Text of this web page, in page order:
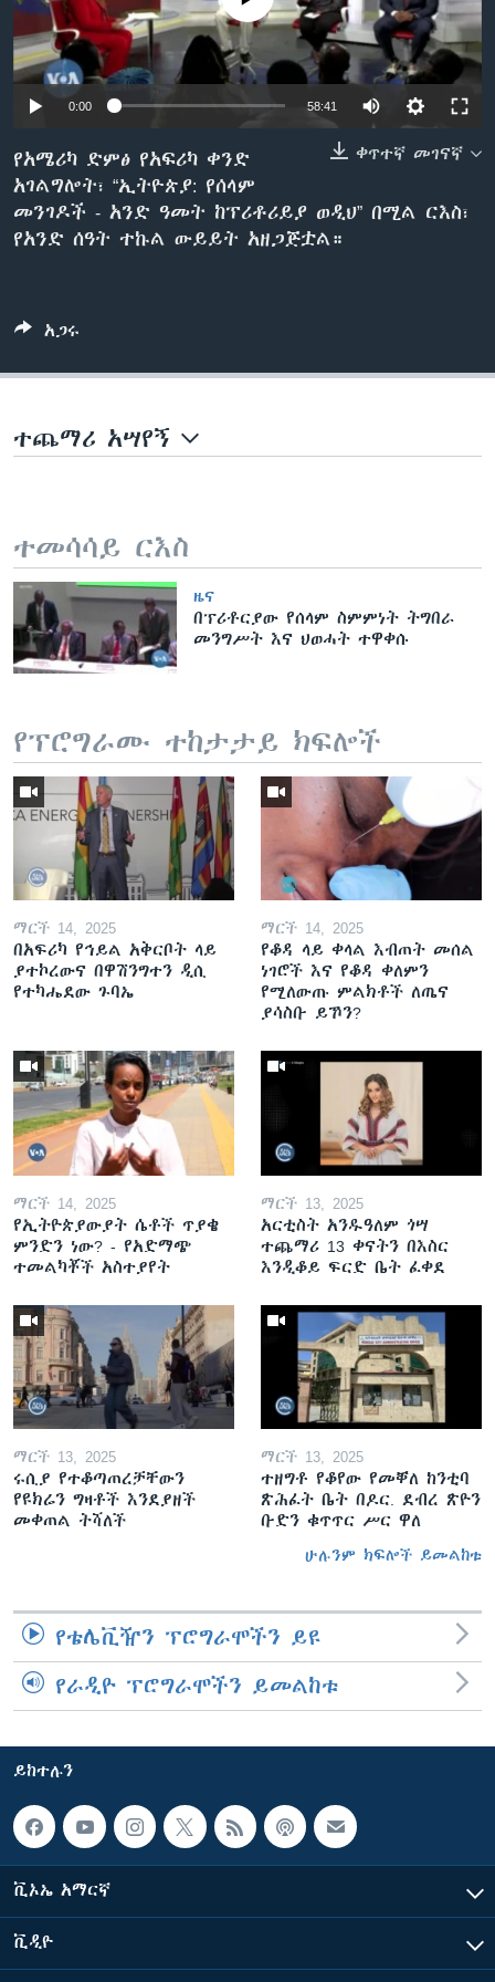
ቋንቋዎች
0:00 58:41
ቀጥተኛ መገናኛ
የአሜሪካ ድምፅ የአፍሪካ ቀንድ
አገልግሎት፣ “ኢትዮጵያ: የሰላም
መንገዶች - አንድ ዓመት ከፕሪቶሪይያ ወዲህ” በሚል ርእስ፣
የአንድ ሰዓት ተኩል ውይይት አዘጋጅቷል።
አጋሩ
ተጨማሪ አሣየኝ
ተመሳሳይ ርእስ
ዜና
በፕሪቶርያው የሰላም ስምምነት ትግበራ
መንግሥት እና ህወሓት ተዋቀሱ
የፕሮግራሙ ተከታታይ ክፍሎች
ማርች 14, 2025
በአፍሪካ የኅይል አቅርቦት ላይ
ያተኮረውና በዋሽንግተን ዲሲ
የተካሔደው ጉባኤ
ማርች 14, 2025
የቆዳ ላይ ቀላል እብጠት መሰል
ነገሮች እና የቆዳ ቀለምን
የሚለውጡ ምልክቶች ለጤና
ያሳስቡ ይኾን?
ማርች 14, 2025
የኢትዮጵያውያት ሴቶች ጥያቄ
ምንድን ነው? - የአድማጭ
ተመልካቾች አስተያየት
ማርች 13, 2025
አርቲስት አንዱዓለም ጎሣ
ተጨማሪ 13 ቀናትን በእስር
እንዲቆይ ፍርድ ቤት ፈቀደ
ማርች 13, 2025
ሩሲያ የተቆጣጠረቻቸውን
የዩክሬን ግዛቶች እንደያዘች
መቀጠል ትሻለች
ማርች 13, 2025
ተዘግቶ የቆየው የመቐለ ከንቲባ
ጽሕፈት ቤት በዶር. ደብረ ጽዮን
ቡድን ቁጥጥር ሥር ዋለ
ሁሉንም ክፍሎች ይመልከቱ
የቴሌቪዥን ፕሮግራሞችን ይዩ
የራዲዮ ፕሮግራሞችን ይመልከቱ
ይከተሉን
ቪኦኤ አማርኛ
ቪዲዮ